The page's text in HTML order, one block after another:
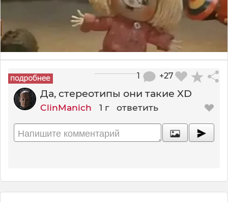
+27
1
Да, стереотипы они такие XD
ClinManich 1 г ответить